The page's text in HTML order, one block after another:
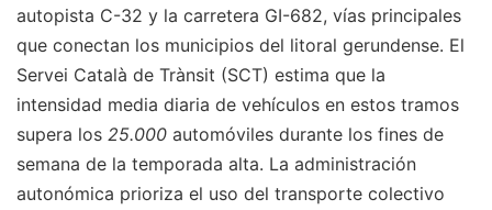
autopista C-32 y la carretera GI-682, vías principales
que conectan los municipios del litoral gerundense. El
Servei Català de Trànsit (SCT) estima que la
intensidad media diaria de vehículos en estos tramos
supera los 25.000 automóviles durante los fines de
semana de la temporada alta. La administración
autonómica prioriza el uso del transporte colectivo